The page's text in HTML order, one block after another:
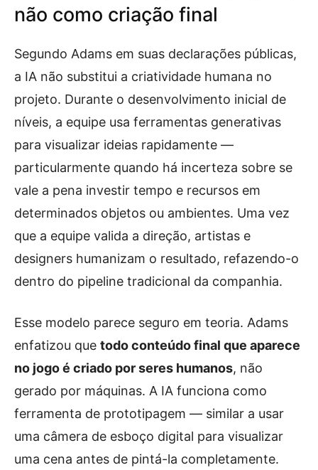
não como criação final
Segundo Adams em suas declarações públicas,
a IA não substitui a criatividade humana no
projeto. Durante o desenvolvimento inicial de
níveis, a equipe usa ferramentas generativas
para visualizar ideias rapidamente —
particularmente quando há incerteza sobre se
vale a pena investir tempo e recursos em
determinados objetos ou ambientes. Uma vez
que a equipe valida a direção, artistas e
designers humanizam o resultado, refazendo-o
dentro do pipeline tradicional da companhia.
Esse modelo parece seguro em teoria. Adams
enfatizou que todo conteúdo final que aparece
no jogo é criado por seres humanos, não
gerado por máquinas. A IA funciona como
ferramenta de prototipagem — similar a usar
uma câmera de esboço digital para visualizar
uma cena antes de pintá-la completamente.